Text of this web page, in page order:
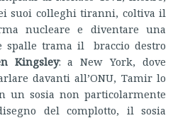
suoi colleghi tiranni, coltiva il
nucleare e diventare una
spalle trama il braccio destro
Kingsley: a New York, dove
davanti all’ONU, Tamir lo
un sosia non particolarmente
del complotto, il sosia